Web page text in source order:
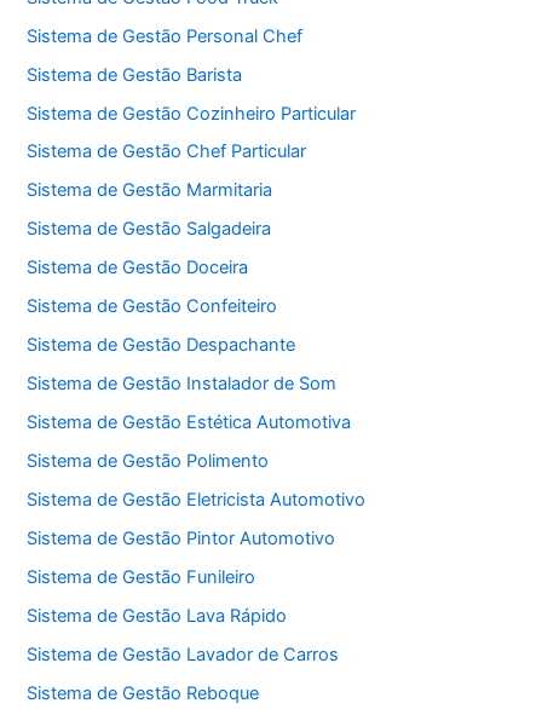
Sistema de Gestão Personal Chef
Sistema de Gestão Barista
Sistema de Gestão Cozinheiro Particular
Sistema de Gestão Chef Particular
Sistema de Gestão Marmitaria
Sistema de Gestão Salgadeira
Sistema de Gestão Doceira
Sistema de Gestão Confeiteiro
Sistema de Gestão Despachante
Sistema de Gestão Instalador de Som
Sistema de Gestão Estética Automotiva
Sistema de Gestão Polimento
Sistema de Gestão Eletricista Automotivo
Sistema de Gestão Pintor Automotivo
Sistema de Gestão Funileiro
Sistema de Gestão Lava Rápido
Sistema de Gestão Lavador de Carros
Sistema de Gestão Reboque